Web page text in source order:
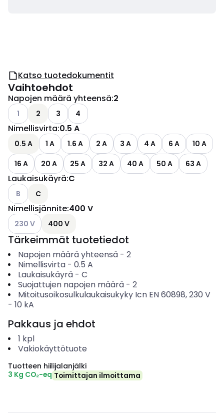
Katso tuotedokumentit
Vaihtoehdot
Napojen määrä yhteensä:2
Katso käytettävissä olevat vaihtoehdot
1 2 3 4
Nimellisvirta:0.5 A
0.5 A 1 A 1.6 A 2 A 3 A 4 A 6 A
10 A
16 A
20 A 25 A 32 A 40 A 50 A 63 A
Laukaisukäyrä:C
Katso käytettävissä olevat vaihtoehdot
B C
Nimellisjännite:400 V
Katso käytettävissä olevat vaihtoehdot
230 V 400 V
Tärkeimmät tuotetiedot
Napojen määrä yhteensä- 2
Nimellisvirta- 0.5 A
Laukaisukäyrä- C
Suojattujen napojen määrä- 2
Mitoitusoikosulkulaukaisukyky Icn EN 60898, 230 V
- 10 kA
Pakkaus ja ehdot
1 kpl
Vakiokäyttötuote
Tuotteen hiilijalanjälki
3 Kg CO₂-eq Toimittajan ilmoittama